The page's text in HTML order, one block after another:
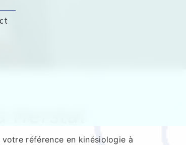
votre référence en kinésiologie à